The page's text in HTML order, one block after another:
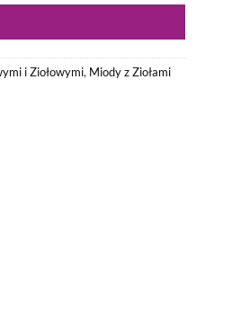
i Ziołowymi, Miody z Ziołami